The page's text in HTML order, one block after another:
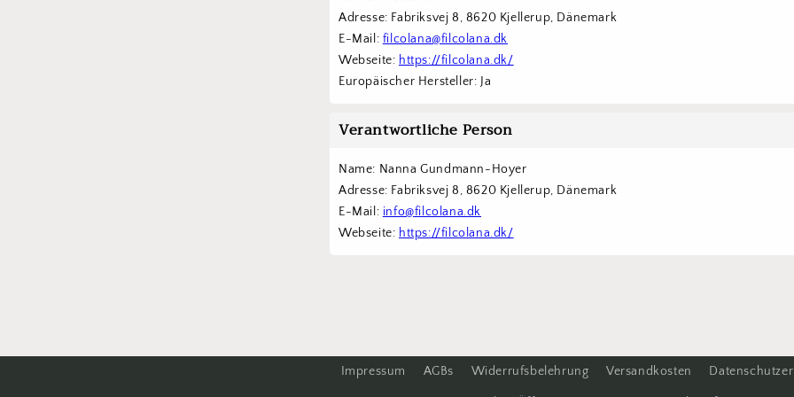
Adresse: Fabriksvej 8, 8620 Kjellerup, Dänemark
E-Mail: filcolana@filcolana.dk
Webseite: https://filcolana.dk/
Europäischer Hersteller: Ja
Verantwortliche Person
Name: Nanna Gundmann-Hoyer
Adresse: Fabriksvej 8, 8620 Kjellerup, Dänemark
E-Mail: info@filcolana.dk
Webseite: https://filcolana.dk/
Impressum AGBs Widerrufsbelehrung Versandkosten